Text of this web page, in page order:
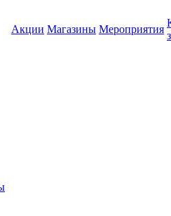
Акции Магазины Мероприятия